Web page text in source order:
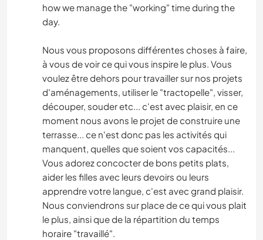
how we manage the "working" time during the
day.
Nous vous proposons différentes choses à faire,
à vous de voir ce qui vous inspire le plus. Vous
voulez être dehors pour travailler sur nos projets
d'aménagements, utiliser le "tractopelle", visser,
découper, souder etc... c'est avec plaisir, en ce
moment nous avons le projet de construire une
terrasse... ce n'est donc pas les activités qui
manquent, quelles que soient vos capacités...
Vous adorez concocter de bons petits plats,
aider les filles avec leurs devoirs ou leurs
apprendre votre langue, c'est avec grand plaisir.
Nous conviendrons sur place de ce qui vous plait
le plus, ainsi que de la répartition du temps
horaire "travaillé".